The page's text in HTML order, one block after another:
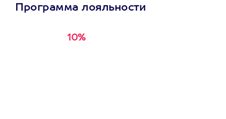
Программа лояльности
10%